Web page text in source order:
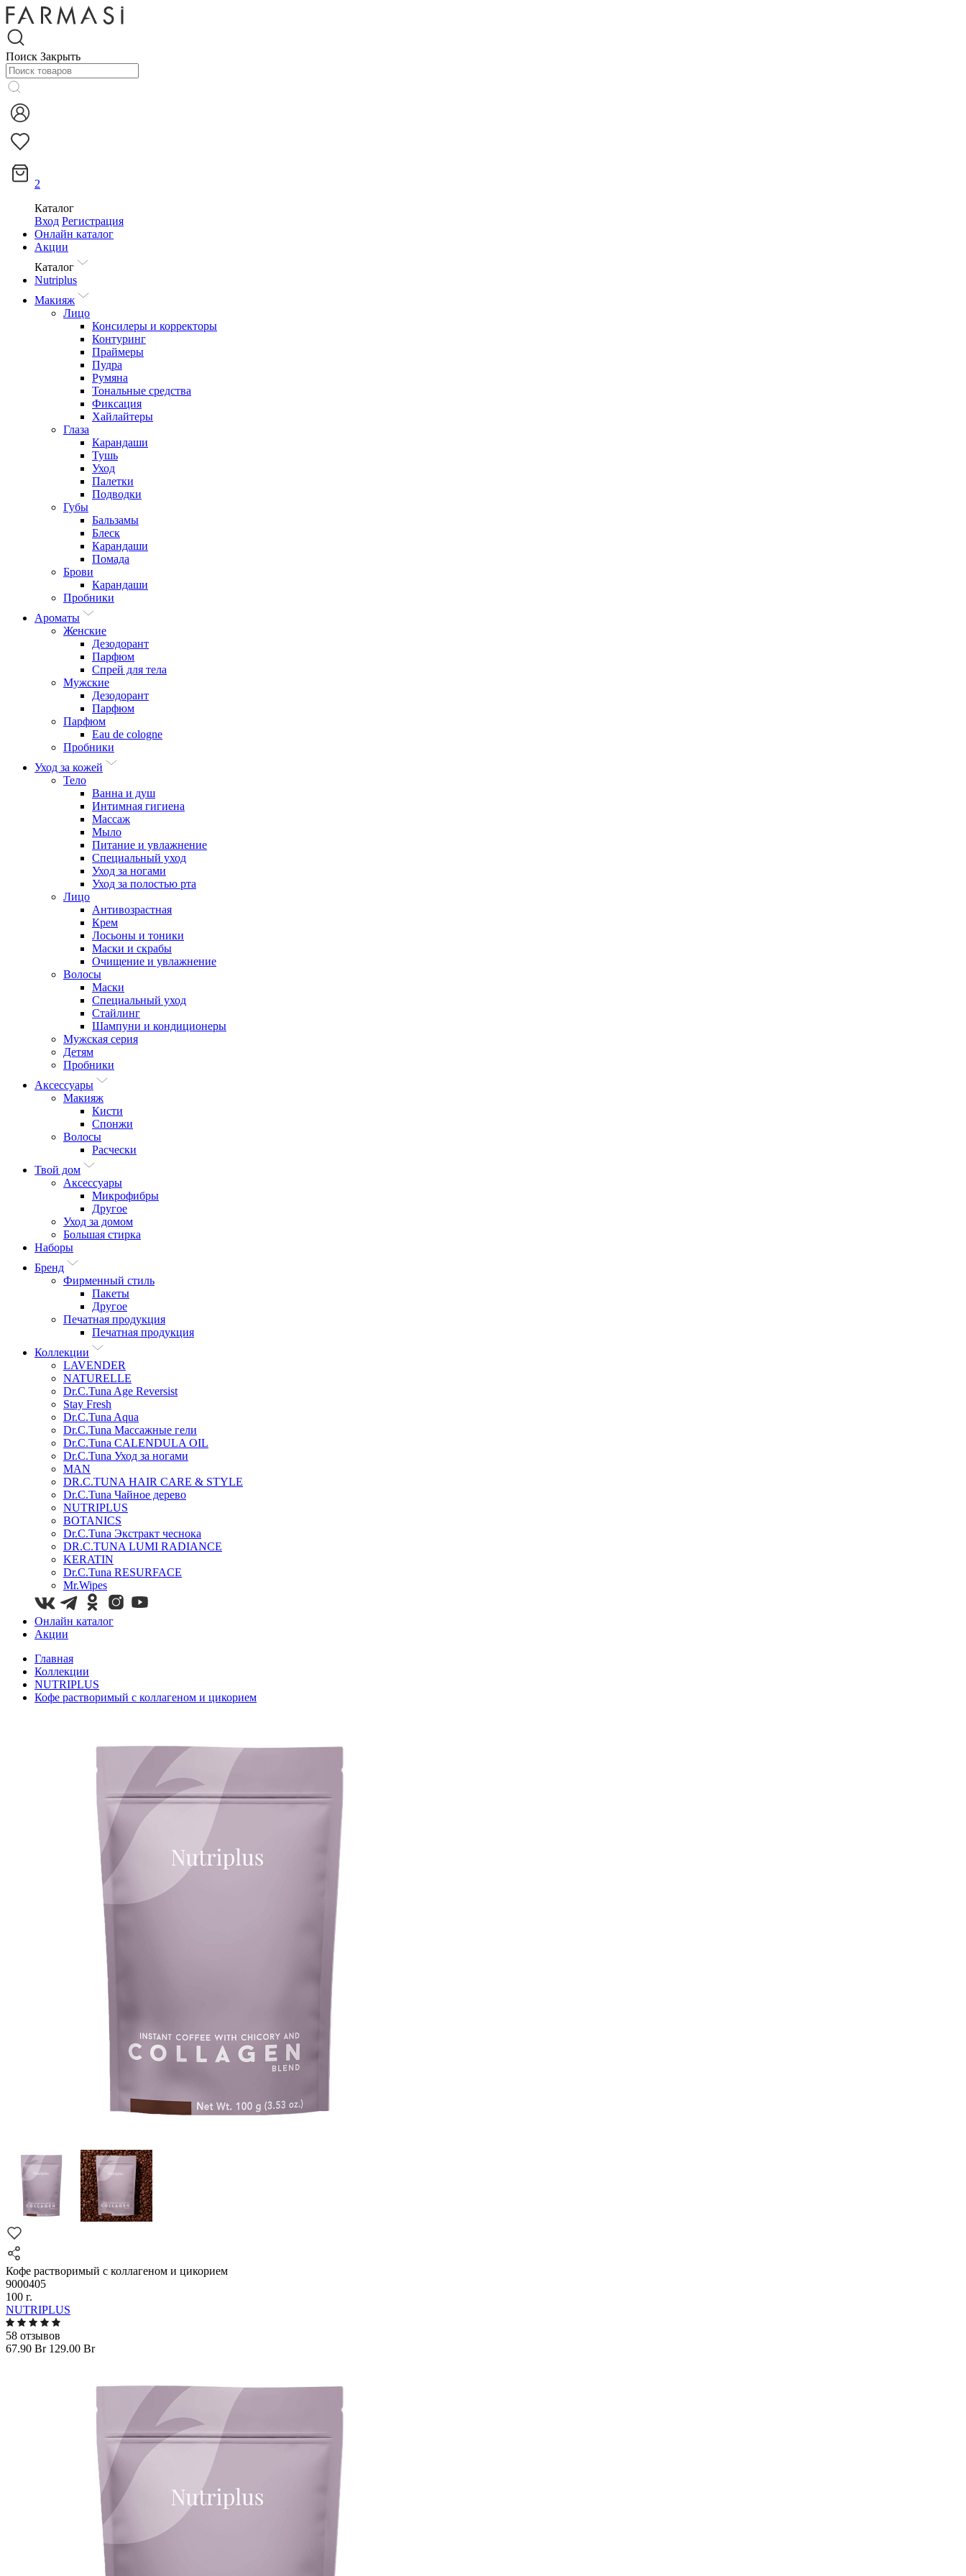
Поиск Закрыть
2
Каталог
Вход Регистрация
Онлайн каталог
Акции
Каталог
Nutriplus
Макияж
Лицо
Консилеры и корректоры
Контуринг
Праймеры
Пудра
Румяна
Тональные средства
Фиксация
Хайлайтеры
Глаза
Карандаши
Тушь
Уход
Палетки
Подводки
Губы
Бальзамы
Блеск
Карандаши
Помада
Брови
Карандаши
Пробники
Ароматы
Женские
Дезодорант
Парфюм
Спрей для тела
Мужские
Дезодорант
Парфюм
Парфюм
Eau de cologne
Пробники
Уход за кожей
Тело
Ванна и душ
Интимная гигиена
Массаж
Мыло
Питание и увлажнение
Специальный уход
Уход за ногами
Уход за полостью рта
Лицо
Антивозрастная
Крем
Лосьоны и тоники
Маски и скрабы
Очищение и увлажнение
Волосы
Маски
Специальный уход
Стайлинг
Шампуни и кондиционеры
Мужская серия
Детям
Пробники
Аксессуары
Макияж
Кисти
Спонжи
Волосы
Расчески
Твой дом
Аксессуары
Микрофибры
Другое
Уход за домом
Большая стирка
Наборы
Бренд
Фирменный стиль
Пакеты
Другое
Печатная продукция
Печатная продукция
Коллекции
LAVENDER
NATURELLE
Dr.C.Tuna Age Reversist
Stay Fresh
Dr.C.Tuna Aqua
Dr.C.Tuna Массажные гели
Dr.C.Tuna CALENDULA OIL
Dr.C.Tuna Уход за ногами
MAN
DR.C.TUNA HAIR CARE & STYLE
Dr.C.Tuna Чайное дерево
NUTRIPLUS
BOTANICS
Dr.C.Tuna Экстракт чеснока
DR.C.TUNA LUMI RADIANCE
KERATIN
Dr.C.Tuna RESURFACE
Mr.Wipes
Онлайн каталог
Акции
Главная
Коллекции
NUTRIPLUS
Кофе растворимый с коллагеном и цикорием
Кофе растворимый с коллагеном и цикорием
9000405
100 г.
NUTRIPLUS
58 отзывов
67.90 Br 129.00 Br